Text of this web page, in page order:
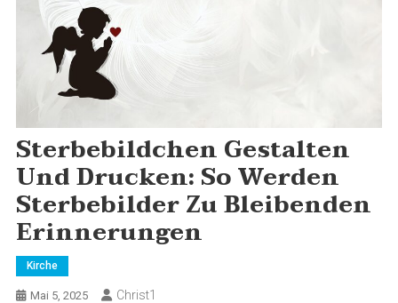
Sterbebildchen Gestalten
Und Drucken: So Werden
Sterbebilder Zu Bleibenden
Erinnerungen
Kirche
Mai 5, 2025 Christ1